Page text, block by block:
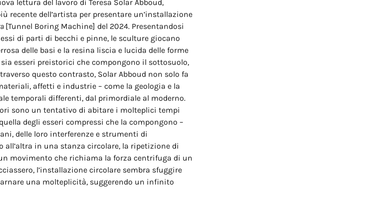
lettura del lavoro di Teresa Solar Abboud,
recente dell’artista per presentare un’installazione
[Tunnel Boring Machine] del 2024. Presentandosi
di parti di becchi e pinne, le sculture giocano
delle basi e la resina liscia e lucida delle forme
esseri preistorici che compongono il sottosuolo,
questo contrasto, Solar Abboud non solo fa
affetti e industrie – come la geologia e la
temporali differenti, dal primordiale al moderno.
sono un tentativo di abitare i molteplici tempi
degli esseri compressi che la compongono –
delle loro interferenze e strumenti di
all’altra in una stanza circolare, la ripetizione di
movimento che richiama la forza centrifuga di un
l’installazione circolare sembra sfuggire
una molteplicità, suggerendo un infinito